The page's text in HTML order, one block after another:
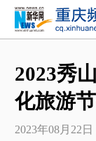
2023秀
化旅游
2023年08月22